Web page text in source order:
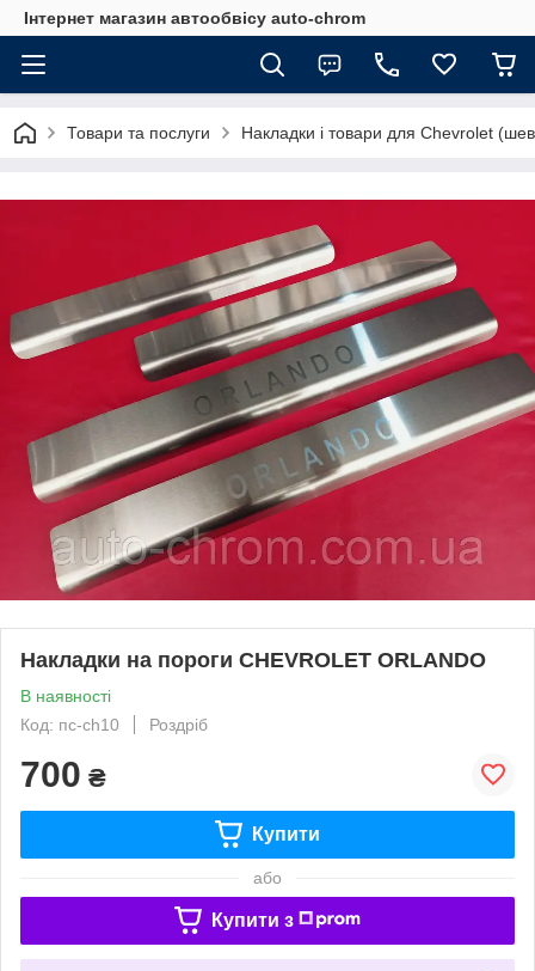
Інтернет магазин автообвісу auto-chrom
Товари та послуги Накладки і товари для Chevrolet
Накладки на пороги CHEVROLET ORLANDO
В наявності
Код: пс-ch10
Роздріб
700 ₴
Купити
або
Купити з